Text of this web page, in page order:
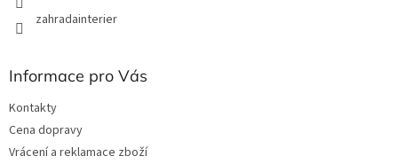
zahradainterier
Informace pro Vás
Kontakty
Cena dopravy
Vrácení a reklamace zboží